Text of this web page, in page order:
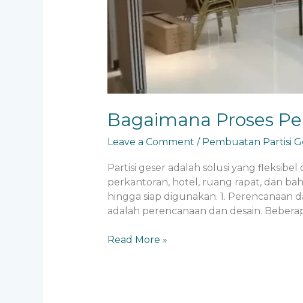
Bagaimana Proses
Leave a Comment / Pembuatan Partisi
Partisi geser adalah solusi yang
perkantoran, hotel, ruang rapat, dan
hingga siap digunakan. 1.
adalah perencanaan dan desain.
Read More »